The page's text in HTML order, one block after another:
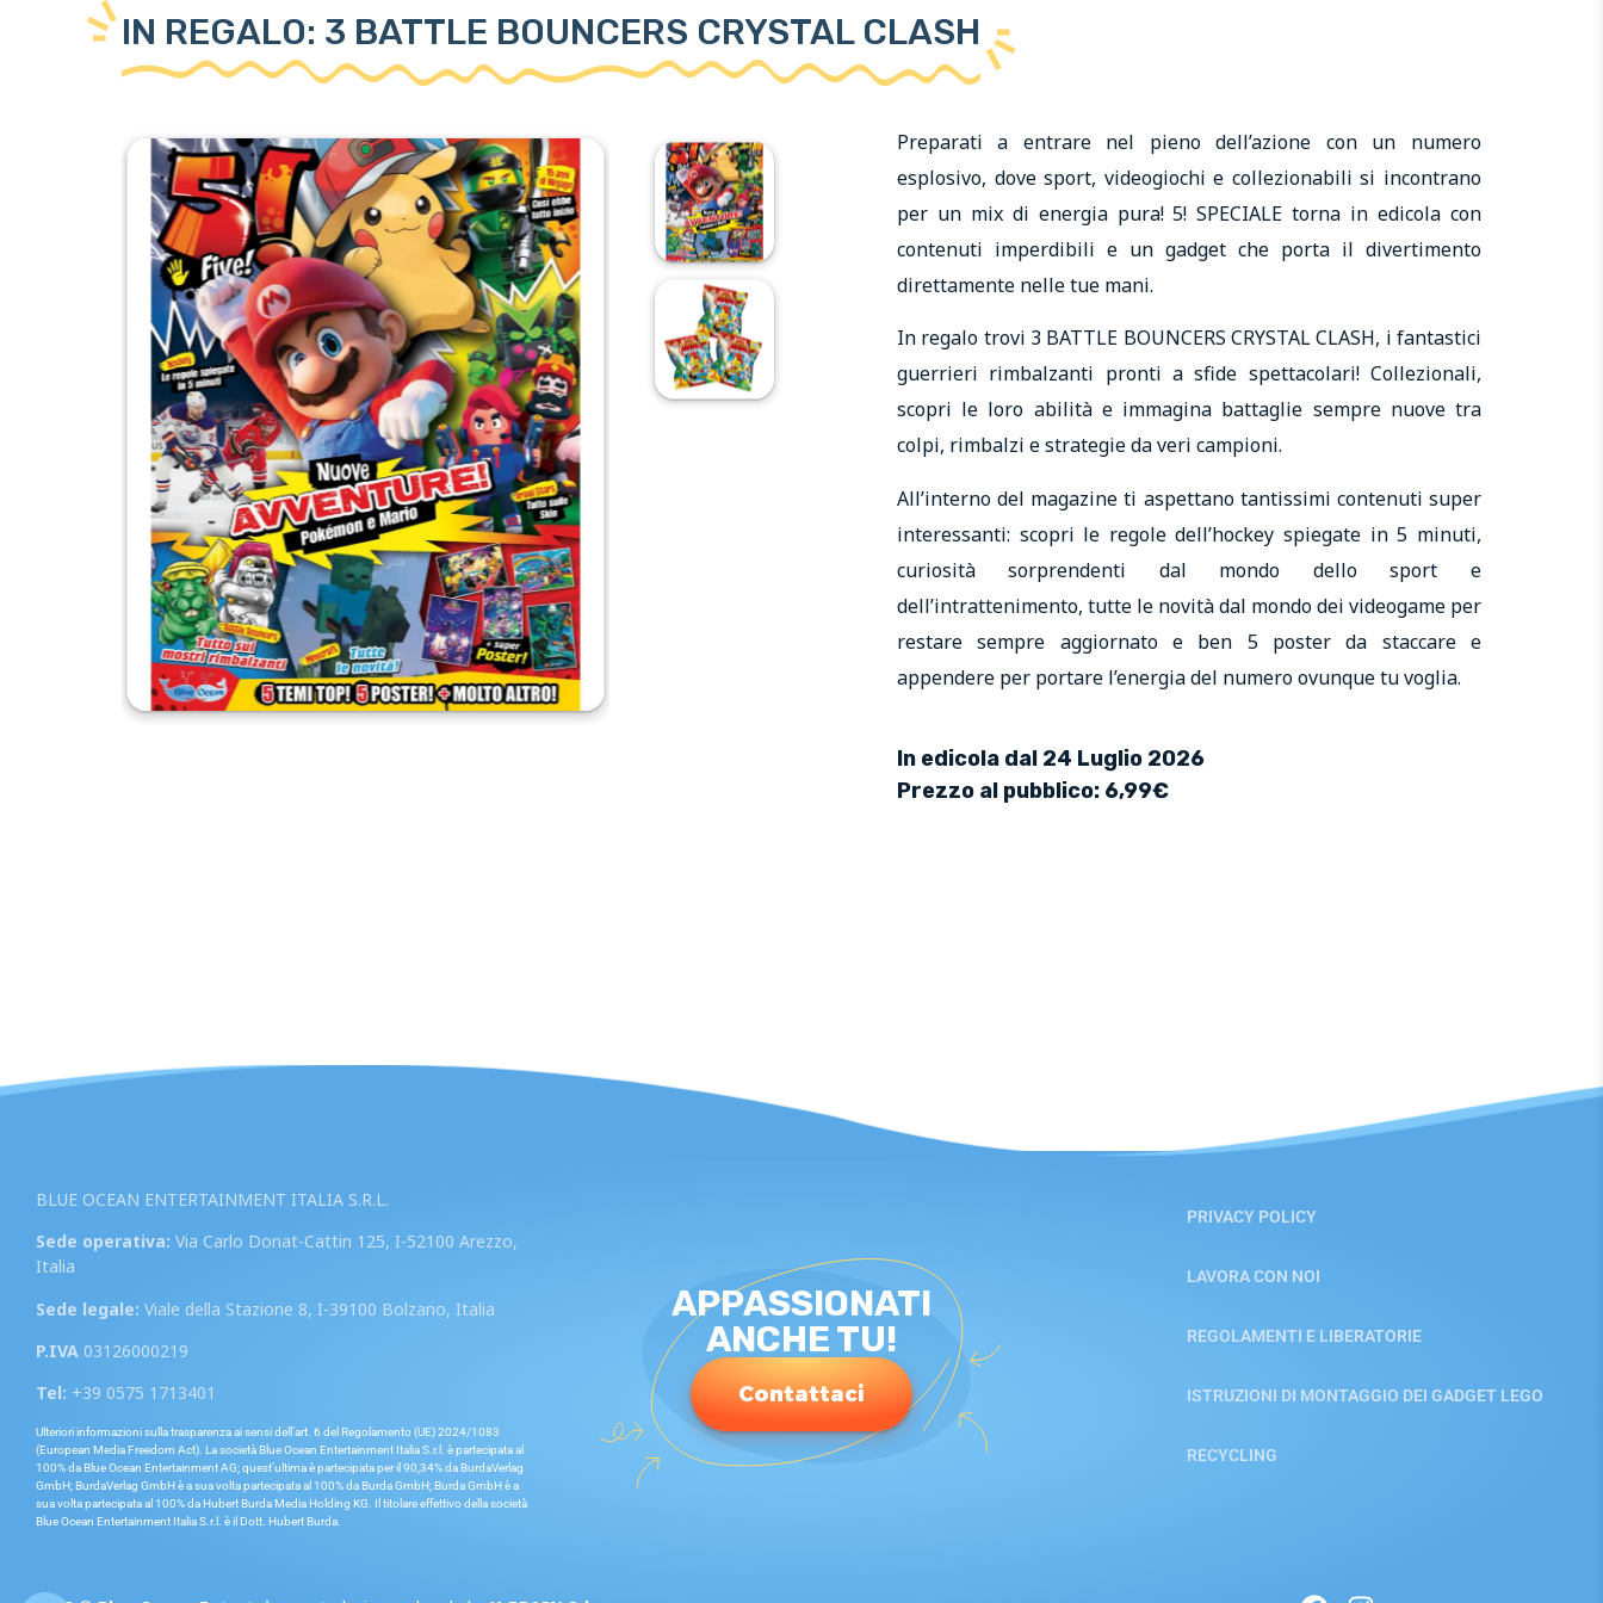
IN REGALO: 3 BATTLE BOUNCERS CRYSTAL CLASH
Preparati a entrare nel pieno dell’azione con un numero
esplosivo, dove sport, videogiochi e collezionabili si incontrano
per un mix di energia pura! 5! SPECIALE torna in edicola con
contenuti imperdibili e un gadget che porta il divertimento
direttamente nelle tue mani.
In regalo trovi 3 BATTLE BOUNCERS CRYSTAL CLASH, i fantastici
guerrieri rimbalzanti pronti a sfide spettacolari! Collezionali,
scopri le loro abilità e immagina battaglie sempre nuove tra
colpi, rimbalzi e strategie da veri campioni.
All’interno del magazine ti aspettano tantissimi contenuti super
interessanti: scopri le regole dell’hockey spiegate in 5 minuti,
curiosità sorprendenti dal mondo dello sport e
dell’intrattenimento, tutte le novità dal mondo dei videogame per
restare sempre aggiornato e ben 5 poster da staccare e
appendere per portare l’energia del numero ovunque tu voglia.
In edicola dal 24 Luglio 2026
Prezzo al pubblico: 6,99€
BLUE OCEAN ENTERTAINMENT ITALIA S.R.L.
Sede operativa: Via Carlo Donat-Cattin 125, I-52100 Arezzo,
Italia
Sede legale: Viale della Stazione 8, I-39100 Bolzano, Italia
P.IVA 03126000219
Tel: +39 0575 1713401
Ulteriori informazioni sulla trasparenza ai sensi dell’art. 6 del Regolamento (UE) 2024/1083
(European Media Freedom Act). La società Blue Ocean Entertainment Italia S.r.l. è partecipata al
100% da Blue Ocean Entertainment AG; quest’ultima è partecipata per il 90,34% da BurdaVerlag
GmbH; BurdaVerlag GmbH è a sua volta partecipata al 100% da Burda GmbH; Burda GmbH è a
sua volta partecipata al 100% da Hubert Burda Media Holding KG. Il titolare effettivo della società
Blue Ocean Entertainment Italia S.r.l. è il Dott. Hubert Burda.
APPASSIONATI
ANCHE TU!
Contattaci
PRIVACY POLICY
LAVORA CON NOI
REGOLAMENTI E LIBERATORIE
ISTRUZIONI DI MONTAGGIO DEI GADGET LEGO
RECYCLING